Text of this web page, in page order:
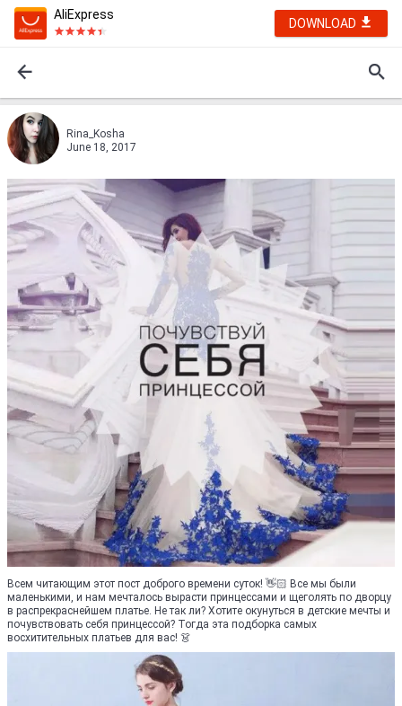
AliExpress
DOWNLOAD
Rina_Kosha
June 18, 2017
Всем читающим этот пост доброго времени суток! 👋🏻 Все мы были
маленькими, и нам мечталось вырасти принцессами и щеголять по дворцу
в распрекраснейшем платье. Не так ли? Хотите окунуться в детские мечты и
почувствовать себя принцессой? Тогда эта подборка самых
восхитительных платьев для вас! 👗